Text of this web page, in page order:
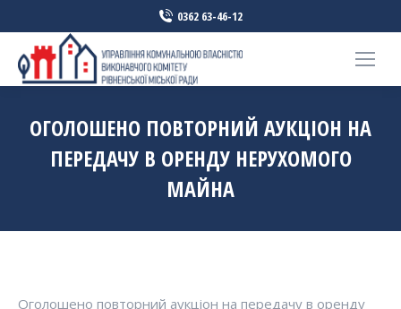
0362 63-46-12
ОГОЛОШЕНО ПОВТОРНИЙ АУКЦІОН НА
ПЕРЕДАЧУ В ОРЕНДУ НЕРУХОМОГО
МАЙНА
Оголошено повторний аукціон на передачу в оренду